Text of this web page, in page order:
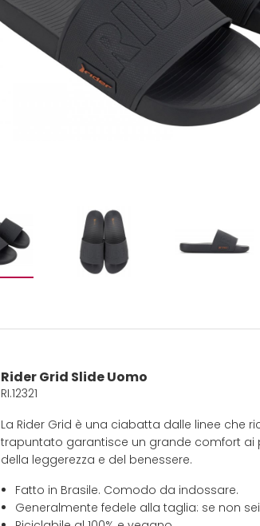
Rider Grid Slide Uomo
RI.12321
La Rider Grid è una ciabatta dalle linee che
trapuntato garantisce un grande comfort ai
della leggerezza e del benessere.
Fatto in Brasile. Comodo da indossare.
Generalmente fedele alla taglia: se non